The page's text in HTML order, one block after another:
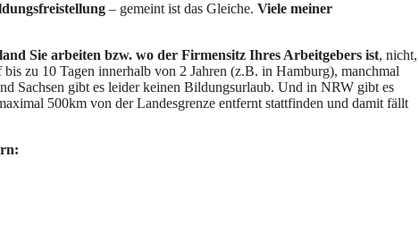
– gemeint ist das Gleiche. Viele meiner
Sie arbeiten bzw. wo der Firmensitz Ihres Arbeitgebers ist, nicht,
zu 10 Tagen innerhalb von 2 Jahren (z.B. in Hamburg), manchmal
Sachsen gibt es leider keinen Bildungsurlaub. Und in NRW gibt es
500km von der Landesgrenze entfernt stattfinden und damit fällt